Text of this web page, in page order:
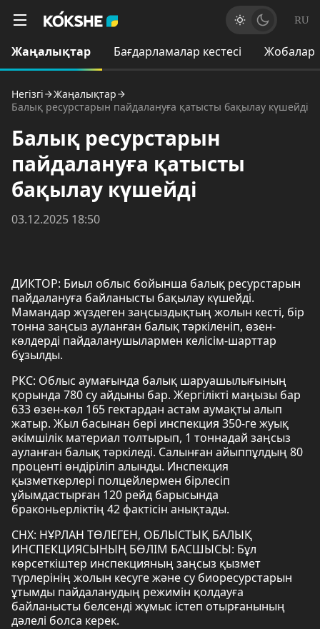
RU
Жаңалықтар Бағдарламалар кестесі Жобалар
Негізгі
Жаңалықтар
Балық ресурстарын пайдалануға қатысты бақылау күшейді
Балық ресурстарын
пайдалануға қатысты
бақылау күшейді
03.12.2025 18:50
ДИКТОР: Биыл облыс бойынша балық ресурстарын
пайдалануға байланысты бақылау күшейді.
Мамандар жүздеген заңсыздықтың жолын кесті, бір
тонна заңсыз ауланған балық тәркіленіп, өзен-
көлдерді пайдаланушылармен келісім-шарттар
бұзылды.
РКС: Облыс аумағында балық шаруашылығының
қорында 780 су айдыны бар. Жергілікті маңызы бар
633 өзен-көл 165 гектардан астам аумақты алып
жатыр. Жыл басынан бері инспекция 350-ге жуық
әкімшілік материал толтырып, 1 тоннадай заңсыз
ауланған балық тәркіледі. Салынған айыппұлдың 80
проценті өндіріліп алынды. Инспекция
қызметкерлері полцейлермен бірлесіп
ұйымдастырған 120 рейд барысында
браконьерліктің 42 фактісін анықтады.
СНХ: НҰРЛАН ТӨЛЕГЕН, ОБЛЫСТЫҚ БАЛЫҚ
ИНСПЕКЦИЯСЫНЫҢ БӨЛІМ БАСШЫСЫ: Бұл
көрсеткіштер инспекцияның заңсыз қызмет
түрлерінің жолын кесуге және су биоресурстарын
ұтымды пайдаланудың режимін қолдауға
байланысты белсенді жұмыс істеп отырғанының
дәлелі болса керек.